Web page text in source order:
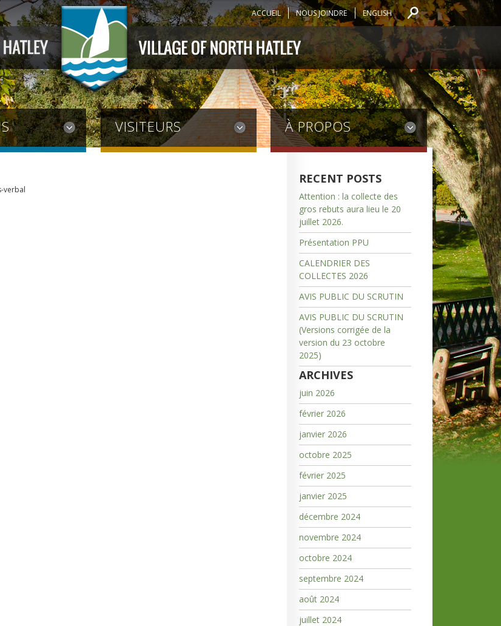
ACCUEIL NOUS JOINDRE ENGLISH
VISITEURS À PROPOS
verbal
RECENT POSTS
Attention : la collecte des
gros rebuts aura lieu le 20
juillet 2026.
Présentation PPU
CALENDRIER DES
COLLECTES 2026
AVIS PUBLIC DU SCRUTIN
AVIS PUBLIC DU SCRUTIN
(Versions corrigée de la
version du 23 octobre
2025)
ARCHIVES
juin 2026
février 2026
janvier 2026
octobre 2025
février 2025
janvier 2025
décembre 2024
novembre 2024
octobre 2024
septembre 2024
août 2024
juillet 2024